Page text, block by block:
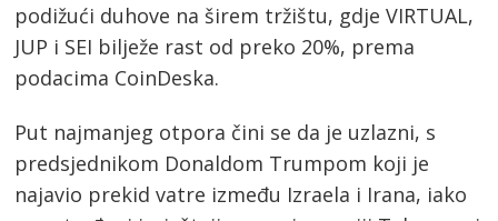
podižući duhove na širem tržištu, gdje VIRTUAL,
JUP i SEI bilježe rast od preko 20%, prema
podacima CoinDeska.
Put najmanjeg otpora čini se da je uzlazni, s
predsjednikom Donaldom Trumpom koji je
najavio prekid vatre između Izraela i Irana, iako